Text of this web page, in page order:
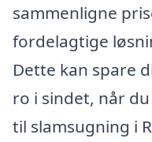
sammenligne
fordelagtige
Dette kan spare
ro i sindet, når
til slamsugning i